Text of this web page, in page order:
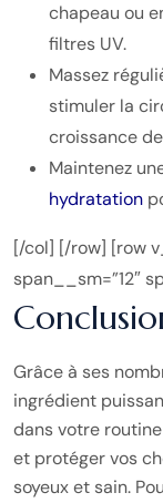
chapeau ou
filtres UV.
Massez
stimuler la
croissance
Maintenez
hydratation
[/col] [/row] [row
span__sm=”12″
Grâce à ses
ingrédient
dans votre
et protéger vos
soyeux et sain.